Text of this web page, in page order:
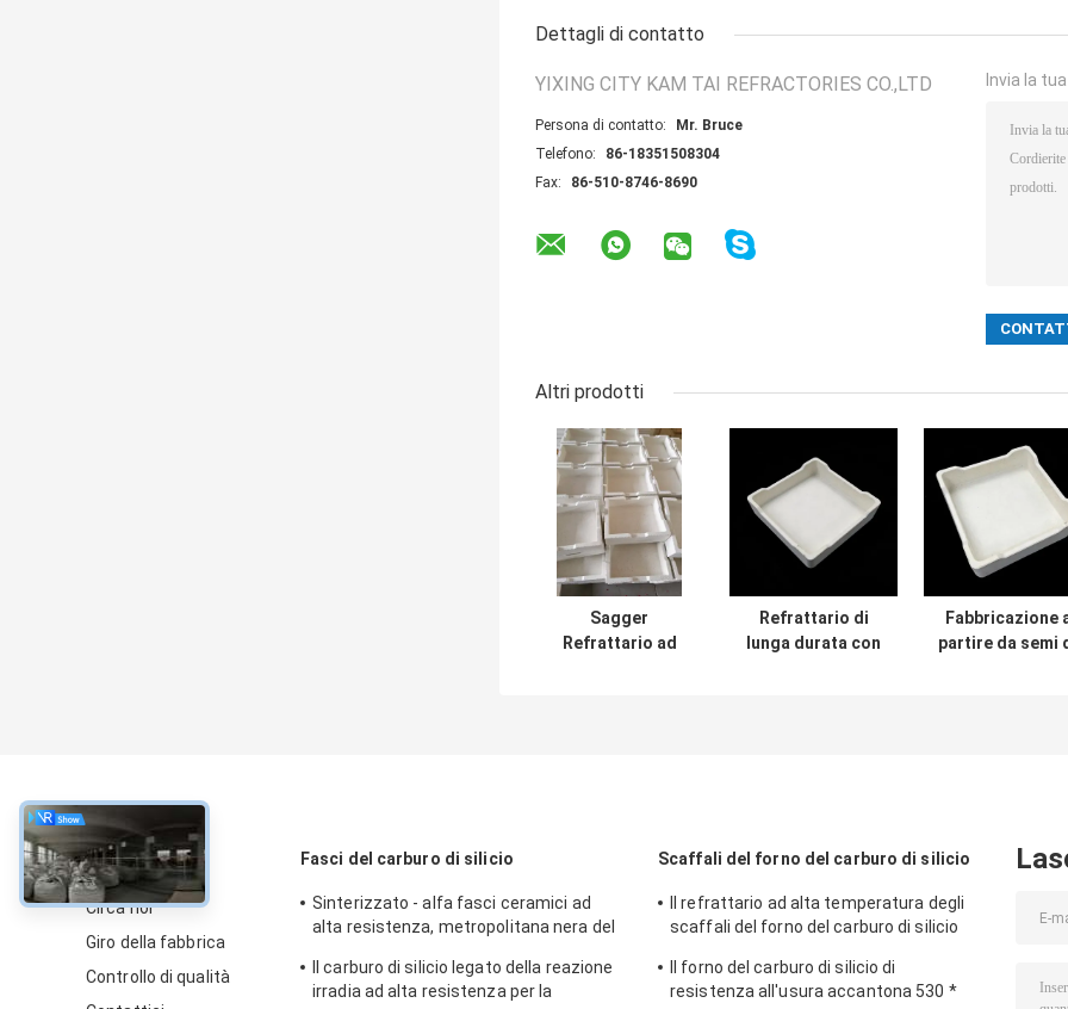
Dettagli di contatto
YIXING CITY KAM TAI REFRACTORIES CO.,LTD
Persona di contatto:
Mr. Bruce
Telefono:
86-18351508304
Fax:
86-510-8746-8690
Invia la
Altri prodotti
Sagger
Refrattario ad
Refrattario di
lunga durata con
Fabbricazione
partire da semi
circa
Circa noi
Giro della fabbrica
Controllo di qualità
Fasci del carburo di silicio
Sinterizzato - alfa fasci ceramici ad
alta resistenza, metropolitana nera del
Il carburo di silicio legato della reazione
irradia ad alta resistenza per la
Scaffali del forno del carburo di silicio
Il refrattario ad alta temperatura degli
scaffali del forno del carburo di silicio
Il forno del carburo di silicio di
resistenza all'usura accantona 530 *